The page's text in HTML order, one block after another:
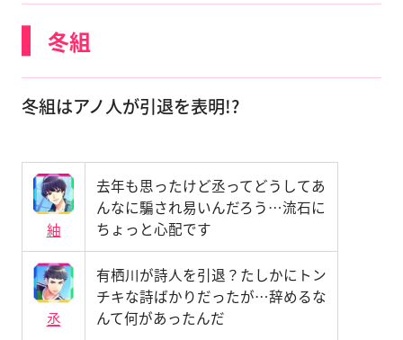
冬組
冬組はアノ人が引退を表明!?
紬
去年も思ったけど丞ってどうしてあ
んなに騙され易いんだろう…流石に
ちょっと心配です
丞
有栖川が詩人を引退？たしかにトン
チキな詩ばかりだったが…辞めるな
んて何があったんだ